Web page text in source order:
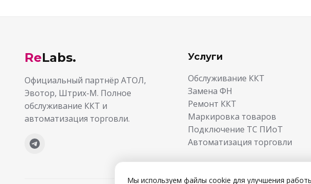
ReLabs.
Официальный партнёр АТОЛ,
Эвотор, Штрих-М. Полное
обслуживание ККТ и
автоматизация торговли.
Услуги
Обслуживание ККТ
Замена ФН
Ремонт ККТ
Маркировка товаров
Подключение ТС ПИоТ
Автоматизация торговли
Мы используем файлы cookie для улучшения